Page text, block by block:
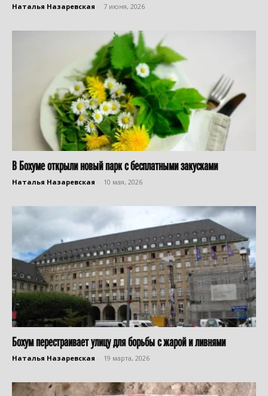
Наталья Назаревская 7 июня, 2026
В Бохуме открыли новый парк с бесплатными закусками
Наталья Назаревская 10 мая, 2026
Бохум перестраивает улицу для борьбы с жарой и ливнями
Наталья Назаревская 19 марта, 2026